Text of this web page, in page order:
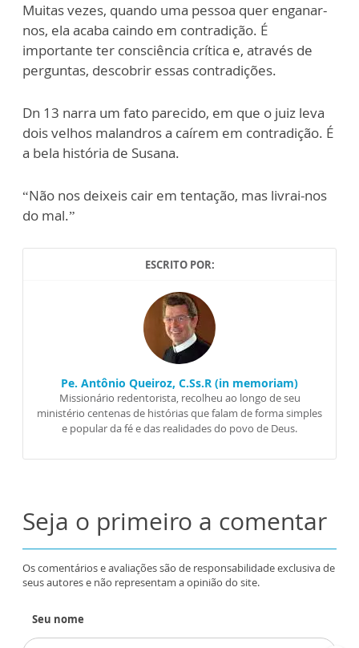
Muitas vezes, quando uma pessoa quer enganar-
nos, ela acaba caindo em contradição. É
importante ter consciência crítica e, através de
perguntas, descobrir essas contradições.
Dn 13 narra um fato parecido, em que o juiz leva
dois velhos malandros a caírem em contradição. É
a bela história de Susana.
“Não nos deixeis cair em tentação, mas livrai-nos
do mal.”
ESCRITO POR:
Pe. Antônio Queiroz, C.Ss.R (in memoriam)
Missionário redentorista, recolheu ao longo de seu
ministério centenas de histórias que falam de forma simples
e popular da fé e das realidades do povo de Deus.
Seja o primeiro a comentar
Os comentários e avaliações são de responsabilidade exclusiva de
seus autores e não representam a opinião do site.
Seu nome